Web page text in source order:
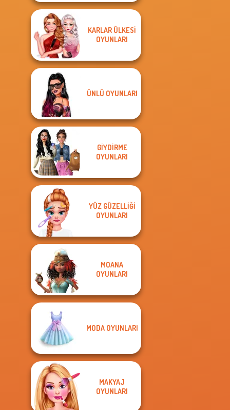
KARLAR ÜLKESI
OYUNLARI
ÜNLÜ OYUNLARI
GIYDIRME
OYUNLARI
YÜZ GÜZELLIĞI
OYUNLARI
MOANA
OYUNLARI
MODA OYUNLARI
MAKYAJ
OYUNLARI